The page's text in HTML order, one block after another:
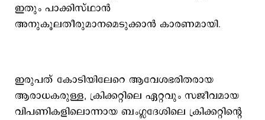
ഇതും പാക്കിസ്ഥാന്‍
അനുകൂലതീരുമാനമെടുക്കാന്‍ കാരണമായി.
ഇരുപത് കോടിയിലേറെ ആവേശഭരിതരായ
ആരാധകരുള്ള, ക്രിക്കറ്റിലെ ഏറ്റവും സജീവമായ
വിപണികളിലൊന്നായ ബംഗ്ലദേശിലെ ക്രിക്കറ്റിന്റെ